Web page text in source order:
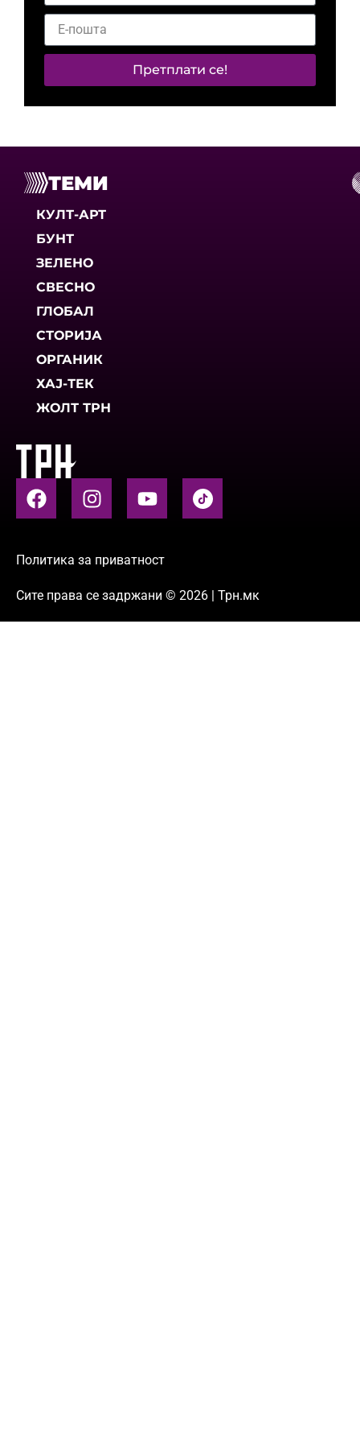
Претплати се!
ТЕМИ
КУЛТ-АРТ
БУНТ
ЗЕЛЕНО
СВЕСНО
ГЛОБАЛ
СТОРИЈА
ОРГАНИК
ХАЈ-ТЕК
ЖОЛТ ТРН
Политика за приватност
Сите права се задржани © 2026 | Трн.мк